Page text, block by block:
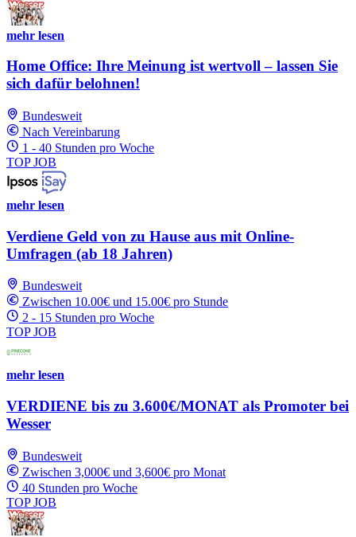
mehr lesen
Home Office: Ihre Meinung ist wertvoll – lassen Sie
sich dafür belohnen!
Bundesweit
Nach Vereinbarung
1 - 40 Stunden pro Woche
TOP JOB
mehr lesen
Verdiene Geld von zu Hause aus mit Online-
Umfragen (ab 18 Jahren)
Bundesweit
Zwischen 10.00€ und 15.00€ pro Stunde
2 - 15 Stunden pro Woche
TOP JOB
mehr lesen
VERDIENE bis zu 3.600€/MONAT als Promoter bei
Wesser
Bundesweit
Zwischen 3,000€ und 3,600€ pro Monat
40 Stunden pro Woche
TOP JOB